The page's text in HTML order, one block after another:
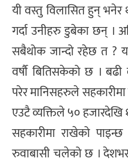
यी वस्तु विलासित हुन् भनेर
गर्दा उनीहरु डुबेका छन् ।
सबैथोक जान्दो रहेछ त ?
वर्षौ बितिसकेको छ । बढी
परेर मानिसहरुले
एउटै व्यक्तिले ५० हजारदेखि
सहकारीमा राखेको
रुवाबासी चलेको छ ।